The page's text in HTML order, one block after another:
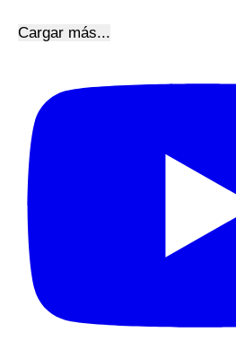
Cargar más...